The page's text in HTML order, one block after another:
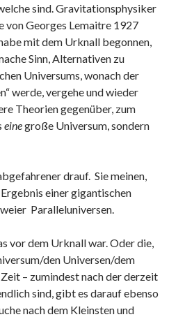
sind. Gravitationsphysiker
von Georges Lemaitre 1927
mit dem Urknall begonnen,
Sinn, Alternativen zu
Universums, wonach der
werde, vergehe und wieder
Theorien gegenüber, zum
einegroße Universum, sondern
drauf. Sie meinen,
einer gigantischen
Paralleluniversen.
vor dem Urknall war. Oder die,
den Universen/dem
– zumindest nach der derzeit
sind, gibt es darauf ebenso
nach dem Kleinsten und